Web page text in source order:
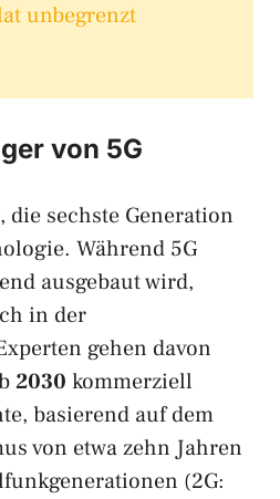
unbegrenzt
von 5G
, die sechste Generation
Während 5G
ausgebaut wird,
in der
gehen davon
2030 kommerziell
basierend auf dem
von etwa zehn Jahren
(2G: